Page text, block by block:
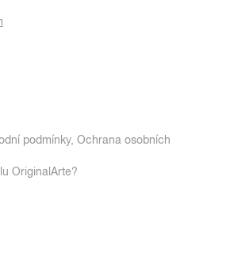
podmínky, Ochrana osobních
OriginalArte?